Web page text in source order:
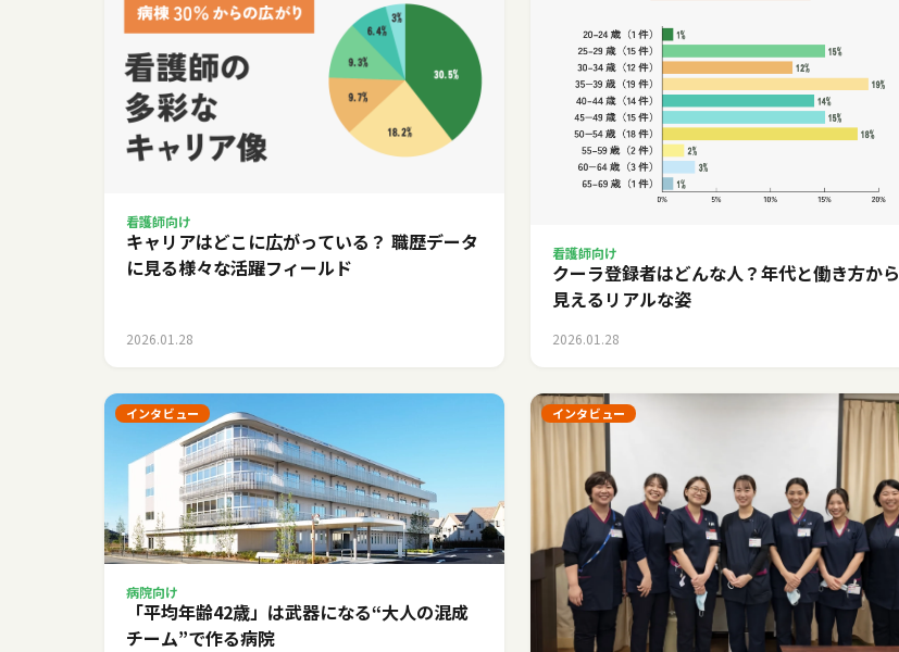
看護師向け
キャリアはどこに広がっている？ 職歴データ
に見る様々な活躍フィールド
2026.01.28
看護師向け
クーラ登録者はどんな人？年代と働き方から
見えるリアルな姿
2026.01.28
インタビュー
病院向け
「平均年齢42歳」は武器になる――“大人の混成
チーム”で作る病院
インタビュー